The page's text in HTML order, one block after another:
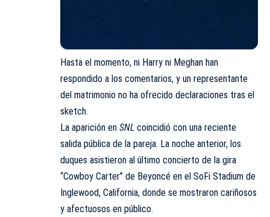
Hasta el momento, ni Harry ni Meghan han
respondido a los comentarios, y un representante
del matrimonio no ha ofrecido declaraciones tras el
sketch.
La aparición en SNL coincidió con una reciente
salida pública de la pareja. La noche anterior, los
duques asistieron al último concierto de la gira
“Cowboy Carter” de Beyoncé en el SoFi Stadium de
Inglewood, California, donde se mostraron cariñosos
y afectuosos en público.